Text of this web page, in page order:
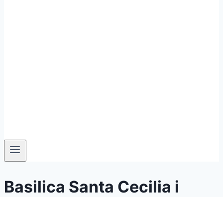
Basilica Santa Cecilia i